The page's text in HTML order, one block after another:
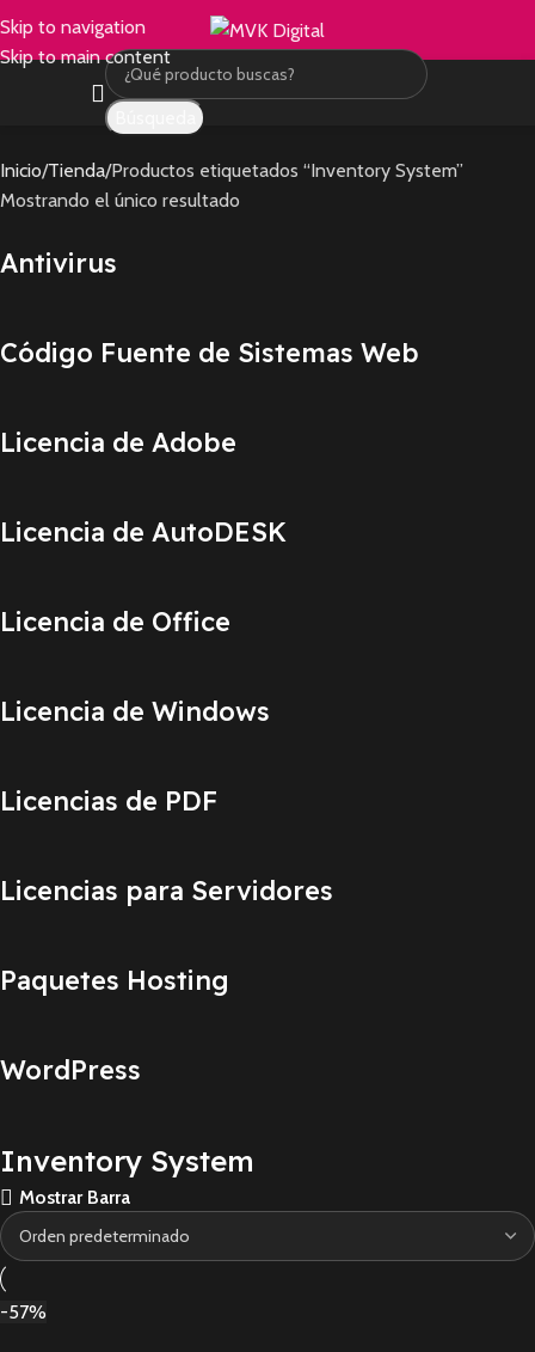
Skip to navigation
Skip to main content
Inicio Tienda Productos etiquetados “Inventory System”
Mostrando el único resultado
Antivirus
Código Fuente de Sistemas Web
Licencia de Adobe
Licencia de AutoDESK
Licencia de Office
Licencia de Windows
Licencias de PDF
Licencias para Servidores
Paquetes Hosting
WordPress
Inventory System
Mostrar Barra
-57%